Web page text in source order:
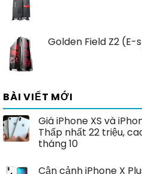
Golden Field Z2 (E-
BÀI VIẾT MỚI
Giá iPhone XS và
Thấp nhất 22 triệu,
tháng 10
Cận cảnh iPhone X